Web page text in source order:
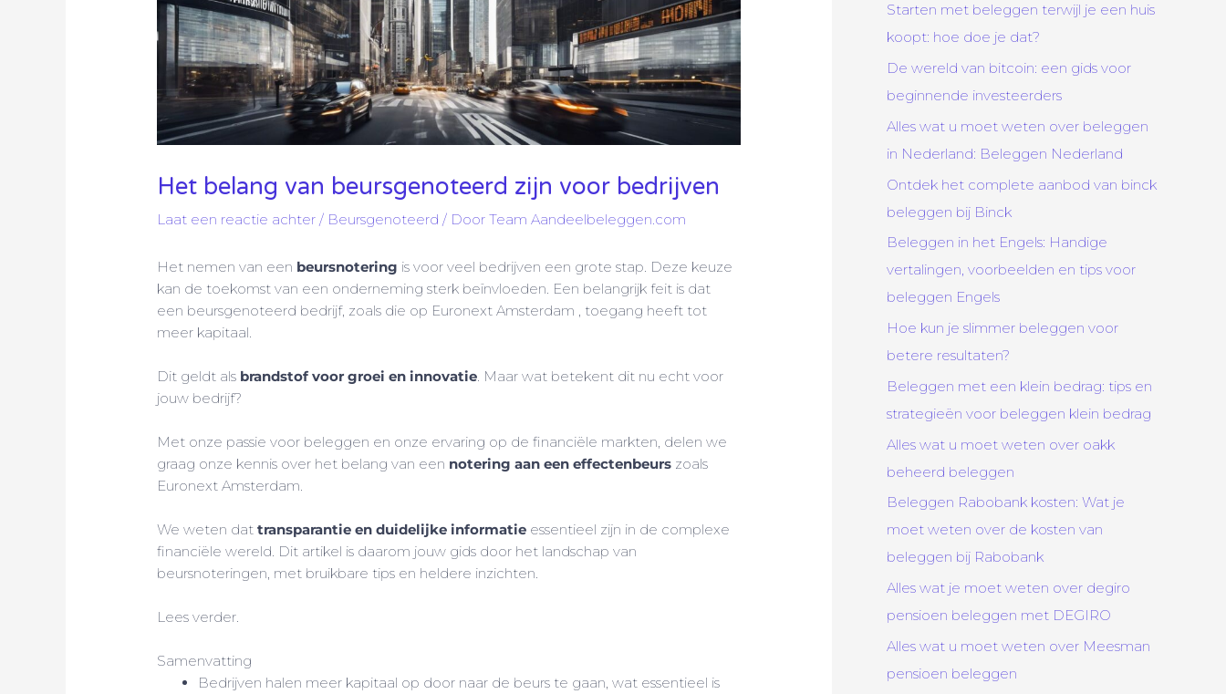
Het belang van beursgenoteerd zijn voor bedrijven
Laat een reactie achter / Beursgenoteerd / DoorTeam Aandeelbeleggen.com
Het nemen van een beursnotering is voor veel bedrijven een grote stap. Deze keuze
kan de toekomst van een onderneming sterk beïnvloeden. Een belangrijk feit is dat
een beursgenoteerd bedrijf, zoals die op Euronext Amsterdam , toegang heeft tot
meer kapitaal.
Dit geldt als brandstof voor groei en innovatie. Maar wat betekent dit nu echt voor
jouw bedrijf?
Met onze passie voor beleggen en onze ervaring op de financiële markten, delen we
graag onze kennis over het belang van een notering aan een effectenbeurs zoals
Euronext Amsterdam.
We weten dattransparantie en duidelijke informatie essentieel zijn in de complexe
financiële wereld. Dit artikel is daarom jouw gids door het landschap van
beursnoteringen, met bruikbare tips en heldere inzichten.
Lees verder.
Samenvatting
Bedrijven halen meer kapitaal op door naar de beurs te gaan, wat essentieel is
Starten met beleggen terwijl je een huis
koopt: hoe doe je dat?
De wereld van bitcoin: een gids voor
beginnende investeerders
Alles wat u moet weten over beleggen
in Nederland: Beleggen Nederland
Ontdek het complete aanbod van binck
beleggen bij Binck
Beleggen in het Engels: Handige
vertalingen, voorbeelden en tips voor
beleggen Engels
Hoe kun je slimmer beleggen voor
betere resultaten?
Beleggen met een klein bedrag: tips en
strategieën voor beleggen klein bedrag
Alles wat u moet weten over oakk
beheerd beleggen
Beleggen Rabobank kosten: Wat je
moet weten over de kosten van
beleggen bij Rabobank
Alles wat je moet weten over degiro
pensioen beleggen met DEGIRO
Alles wat u moet weten over Meesman
pensioen beleggen